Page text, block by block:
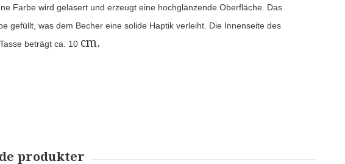
Farbe wird gelasert und erzeugt eine hochglänzende Oberfläche. Das
gefüllt, was dem Becher eine solide Haptik verleiht. Die Innenseite des
beträgt ca. 10 cm.